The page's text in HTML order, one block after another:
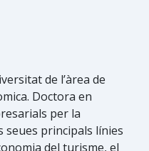
de l’àrea de
Doctora en
per la
seues principals línies
del turisme, el